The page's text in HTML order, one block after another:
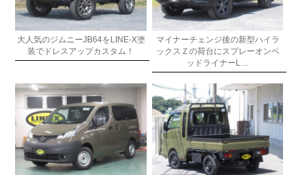
大人気のジムニーJB64をLINE-X塗
装でドレスアップカスタム！
マイナーチェンジ後の新型ハイラ
ックスＺの荷台にスプレーオンベ
ッドライナーL…